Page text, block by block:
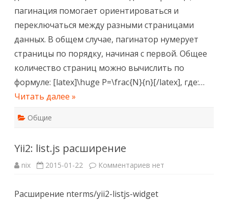
пагинация помогает ориентироваться и
переключаться между разными страницами
данных. В общем случае, пагинатор нумерует
страницы по порядку, начиная с первой. Общее
количество страниц можно вычислить по
формуле: [latex]\huge P=\frac{N}{n}[/latex], где:…
Читать далее »
Общие
Yii2: list.js расширение
nix 2015-01-22 Комментариев к
расширение
нет
Расширение nterms/yii2-listjs-widget